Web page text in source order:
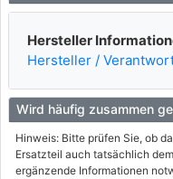
Hersteller
Hersteller /
Wird häufig zusammen
Hinweis: Bitte prüfen Sie, ob
Ersatzteil auch tatsächlich
ergänzende Informationen